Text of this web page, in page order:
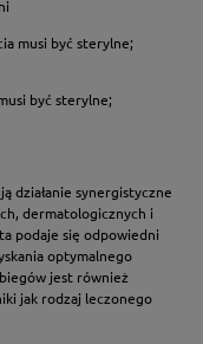
musi być sterylne;
być sterylne;
działanie synergistyczne
dermatologicznych i
podaje się odpowiedni
optymalnego
jest również
jak rodzaj leczonego